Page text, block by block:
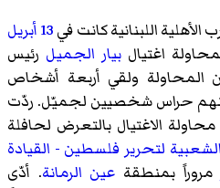
الأهلية اللبنانية كانت في13 أبريل
اغتيالبيار الجميل رئيس
ولقي أربعة أشخاص
منهم حراس شخصيين لجميّل. ردّت
الاغتيال بالتعرض لحافلة
لتحرير فلسطين - القيادة
مروراً بمنطقة عين الرمانة. أدّى